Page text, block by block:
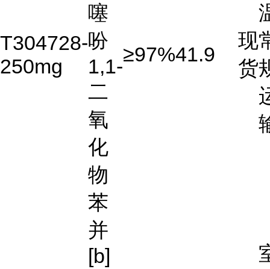
T304728-
250mg
噻
吩
1,1-
二
氧
化
物
≥97%41.9
现
货
苯
并
[b]